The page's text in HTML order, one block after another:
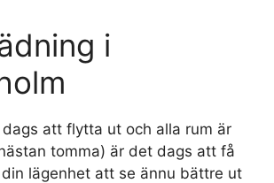
i
att flytta ut och alla rum är
tomma) är det dags att få
lägenhet att se ännu bättre ut